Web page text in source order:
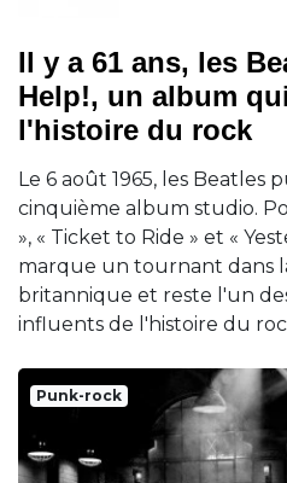
Il y a 61 ans, les
Help!, un album
l'histoire du rock
Le 6 août 1965, les Beatles
cinquième album studio.
», « Ticket to Ride » et «
marque un tournant dans
britannique et reste l'un
influents de l'histoire du
Punk-rock